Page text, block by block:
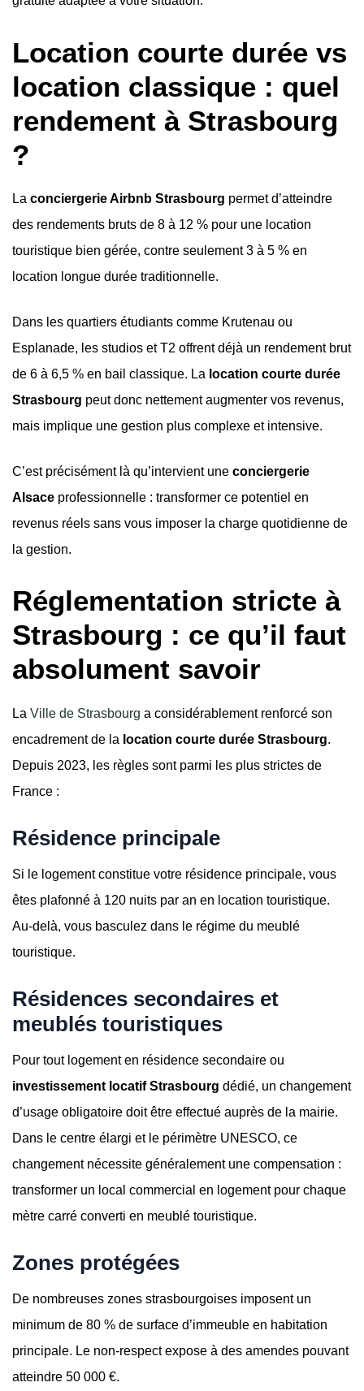
Location courte durée vs
location classique : quel
rendement à Strasbourg
?
La conciergerie Airbnb Strasbourg permet d’atteindre
des rendements bruts de 8 à 12 % pour une location
touristique bien gérée, contre seulement 3 à 5 % en
location longue durée traditionnelle.
Dans les quartiers étudiants comme Krutenau ou
Esplanade, les studios et T2 offrent déjà un rendement brut
de 6 à 6,5 % en bail classique. La location courte durée
Strasbourg peut donc nettement augmenter vos revenus,
mais implique une gestion plus complexe et intensive.
C’est précisément là qu’intervient une conciergerie
Alsace professionnelle : transformer ce potentiel en
revenus réels sans vous imposer la charge quotidienne de
la gestion.
Réglementation stricte à
Strasbourg : ce qu’il faut
absolument savoir
La Ville de Strasbourg a considérablement renforcé son
encadrement de la location courte durée Strasbourg.
Depuis 2023, les règles sont parmi les plus strictes de
France :
Résidence principale
Si le logement constitue votre résidence principale, vous
êtes plafonné à 120 nuits par an en location touristique.
Au-delà, vous basculez dans le régime du meublé
touristique.
Résidences secondaires et
meublés touristiques
Pour tout logement en résidence secondaire ou
investissement locatif Strasbourg dédié, un changement
d’usage obligatoire doit être effectué auprès de la mairie.
Dans le centre élargi et le périmètre UNESCO, ce
changement nécessite généralement une compensation :
transformer un local commercial en logement pour chaque
mètre carré converti en meublé touristique.
Zones protégées
De nombreuses zones strasbourgoises imposent un
minimum de 80 % de surface d’immeuble en habitation
principale. Le non-respect expose à des amendes pouvant
atteindre 50 000 €.